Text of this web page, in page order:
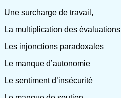
Une surcharge de travail,
La multiplication des
Les injonctions paradoxales
Le manque d’autonomie
Le sentiment d’insécurité